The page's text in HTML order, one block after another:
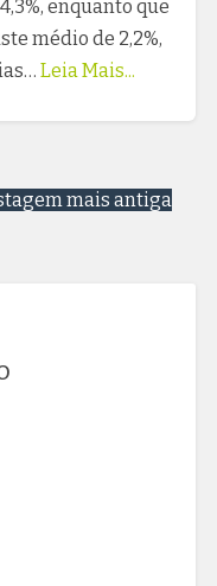
enquanto que
médio de 2,2%,
Leia Mais...
mais antiga